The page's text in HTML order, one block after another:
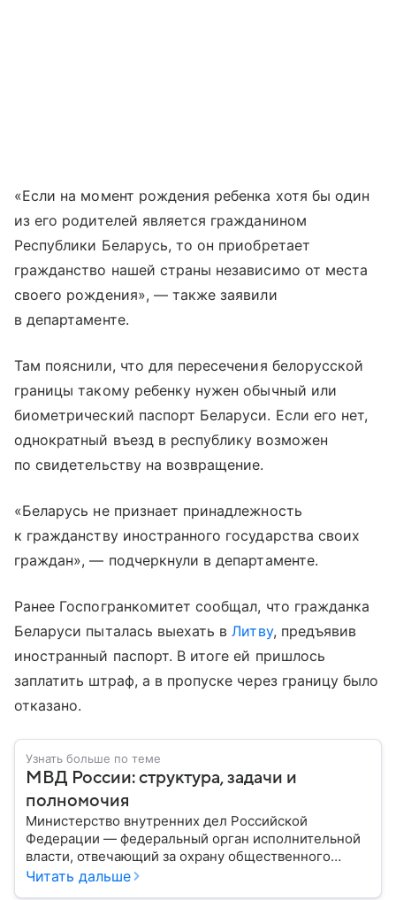
«Если на момент рождения ребенка хотя бы один
из его родителей является гражданином
Республики Беларусь, то он приобретает
гражданство нашей страны независимо от места
своего рождения», — также заявили
в департаменте.
Там пояснили, что для пересечения белорусской
границы такому ребенку нужен обычный или
биометрический паспорт Беларуси. Если его нет,
однократный въезд в республику возможен
по свидетельству на возвращение.
«Беларусь не признает принадлежность
к гражданству иностранного государства своих
граждан», — подчеркнули в департаменте.
Ранее Госпогранкомитет сообщал, что гражданка
Беларуси пыталась выехать вЛитву, предъявив
иностранный паспорт. В итоге ей пришлось
заплатить штраф, а в пропуске через границу было
отказано.
Узнать больше по теме
МВД России: структура, задачи и
полномочия
Министерство внутренних дел Российской
Федерации — федеральный орган исполнительной
власти, отвечающий за охрану общественного
порядка, борьбу с преступностью, обеспечение
Читать дальше